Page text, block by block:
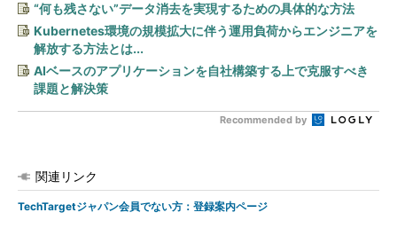
“何も残さない”データ消去を実現するための具体的な方法
Kubernetes環境の規模拡大に伴う運用負荷からエンジニアを
解放する方法とは...
AIベースのアプリケーションを自社構築する上で克服すべき
課題と解決策
Recommended by
関連リンク
TechTargetジャパン会員でない方：登録案内ページ